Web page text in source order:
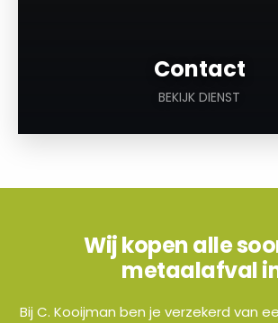
Contact
BEKIJK DIENST
Wij kopen alle
metaalafval
Bij C. Kooijman ben je verzekerd van